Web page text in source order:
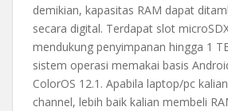
demikian, kapasitas RAM dapat
secara digital. Terdapat slot
mendukung penyimpanan hingga 1
sistem operasi memakai basis
ColorOS 12.1. Apabila laptop/pc
channel, lebih baik kalian membeli